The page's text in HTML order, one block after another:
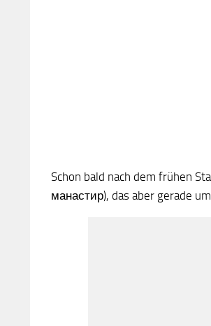
Schon bald nach dem frühen
манастир), das aber gerade